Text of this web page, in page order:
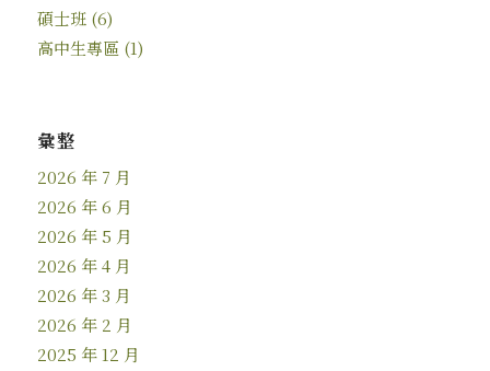
碩士班(6)
高中生專區 (1)
彙整
2026 年 7 月
2026 年 6 月
2026 年 5 月
2026 年 4 月
2026 年 3 月
2026 年 2 月
2025 年 12 月